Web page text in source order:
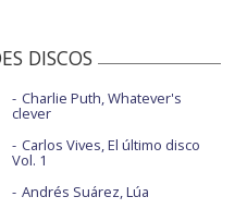
DISCOS
Charlie Puth, Whatever's
clever
Carlos Vives, El último disco
Vol. 1
Andrés Suárez, Lúa